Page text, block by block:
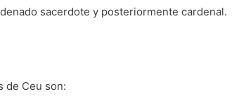
sacerdote y posteriormente cardenal.
de Ceu son: